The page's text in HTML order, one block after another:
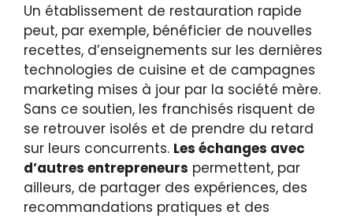
Un établissement de restauration rapide
peut, par exemple, bénéficier de nouvelles
recettes, d’enseignements sur les dernières
technologies de cuisine et de campagnes
marketing mises à jour par la société mère.
Sans ce soutien, les franchisés risquent de
se retrouver isolés et de prendre du retard
sur leurs concurrents. Les échanges avec
d’autres entrepreneurs permettent, par
ailleurs, de partager des expériences, des
recommandations pratiques et des